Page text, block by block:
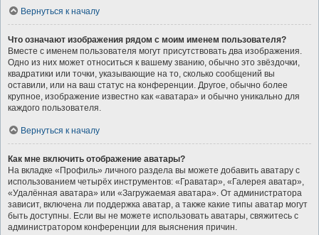
Вернуться к началу
Что означают изображения рядом с моим именем пользователя?
Вместе с именем пользователя могут присутствовать два изображения.
Одно из них может относиться к вашему званию, обычно это звёздочки,
квадратики или точки, указывающие на то, сколько сообщений вы
оставили, или на ваш статус на конференции. Другое, обычно более
крупное, изображение известно как «аватара» и обычно уникально для
каждого пользователя.
Вернуться к началу
Как мне включить отображение аватары?
На вкладке «Профиль» личного раздела вы можете добавить аватару с
использованием четырёх инструментов: «Граватар», «Галерея аватар»,
«Удалённая аватара» или «Загружаемая аватара». От администратора
зависит, включена ли поддержка аватар, а также какие типы аватар могут
быть доступны. Если вы не можете использовать аватары, свяжитесь с
администратором конференции для выяснения причин.